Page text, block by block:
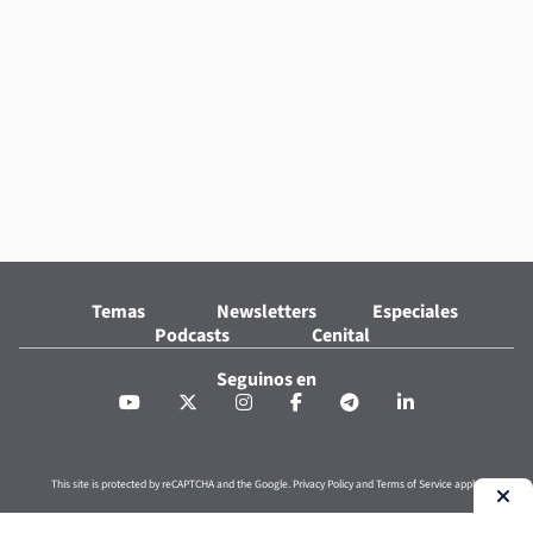
Temas Newsletters
Especiales
Podcasts
Cenital
Seguinos en
This site is protected by reCAPTCHA and the Google. Privacy PolicyandTerms of Serviceapply.